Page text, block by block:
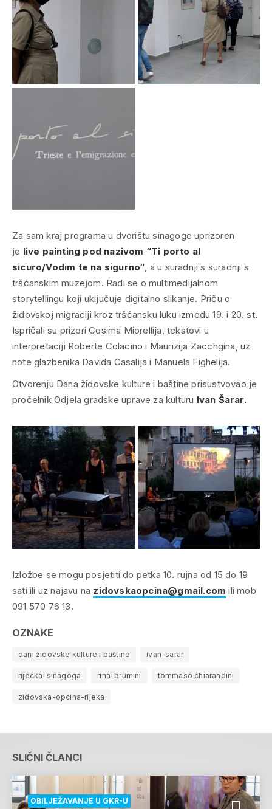
Za sam kraj programa u dvorištu sinagoge uprizoren
je live painting pod nazivom “Ti porto al
sicuro/Vodim te na sigurno“, a u suradnji s suradnji s
tršćanskim muzejom. Radi se o multimedijalnom
storytellingu koji uključuje digitalno slikanje. Priču o
židovskoj migraciji kroz tršćansku luku između 19. i 20. st.
Ispričali su prizori Cosima Miorellija, tekstovi u
interpretaciji Roberte Colacino i Maurizija Zacchgina, uz
note glazbenika Davida Casalija i Manuela Fighelija.
Otvorenju Dana židovske kulture i baštine prisustvovao je
pročelnik Odjela gradske uprave za kulturu Ivan Šarar.
Izložbe se mogu posjetiti do petka 10. rujna od 15 do 19
sati ili uz najavu na zidovskaopcina@gmail.com ili mob
091 570 76 13.
OZNAKE
dani židovske kulture i baštine ivan-sarar
rijecka-sinagoga rina-brumini tommaso chiarandini
zidovska-opcina-rijeka
SLIČNI ČLANCI
OBILJEŽAVANJE U GKR-U